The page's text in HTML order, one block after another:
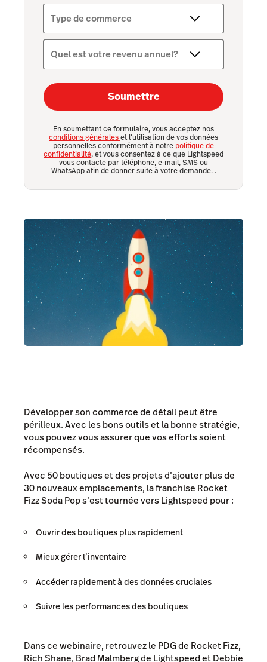
Type de commerce
Quel est votre revenu annuel?
Soumettre
En soumettant ce formulaire, vous acceptez nos
conditions généraleset l’utilisation de vos données
personnelles conformément à notre politique de
confidentialité, et vous consentez à ce que Lightspeed
vous contacte par téléphone, e-mail, SMS ou
WhatsApp afin de donner suite à votre demande. .
Développer son commerce de détail peut être
périlleux. Avec les bons outils et la bonne stratégie,
vous pouvez vous assurer que vos efforts soient
récompensés.
Avec 50 boutiques et des projets d’ajouter plus de
30 nouveaux emplacements, la franchise Rocket
Fizz Soda Pop s’est tournée vers Lightspeed pour :
Ouvrir des boutiques plus rapidement
Mieux gérer l’inventaire
Accéder rapidement à des données cruciales
Suivre les performances des boutiques
Dans ce webinaire, retrouvez le PDG de Rocket Fizz,
Rich Shane, Brad Malmberg de Lightspeed et Debbie